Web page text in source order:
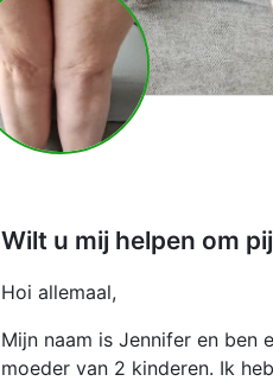
Wilt u mij helpen om
Hoi allemaal,
Mijn naam is Jennifer en ben
moeder van 2 kinderen. Ik